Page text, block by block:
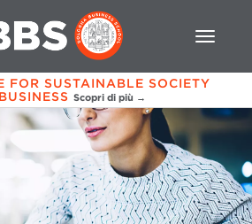
FOR SUSTAINABLE SOCIETY
Scopri di più →